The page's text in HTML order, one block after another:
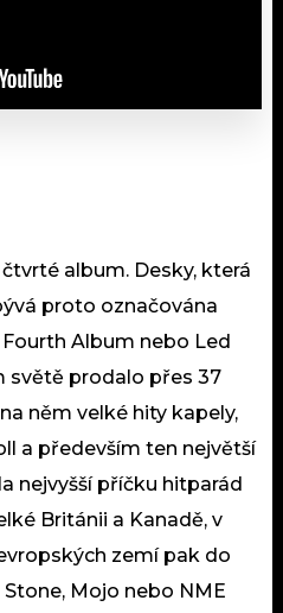
album. Desky, která
proto označována
Album nebo Led
světě prodalo přes 37
něm velké hity kapely,
a především ten největší
nejvyšší příčku hitparád
Británii a Kanadě, v
zemí pak do
Mojo nebo NME